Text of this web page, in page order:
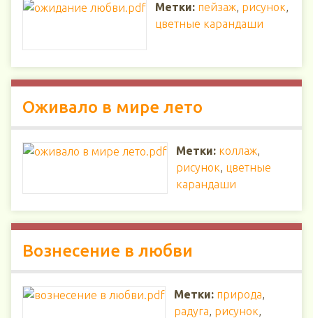
Метки: пейзаж, рисунок,
цветные карандаши
Оживало в мире лето
Метки: коллаж,
рисунок, цветные
карандаши
Вознесение в любви
Метки: природа,
радуга, рисунок,